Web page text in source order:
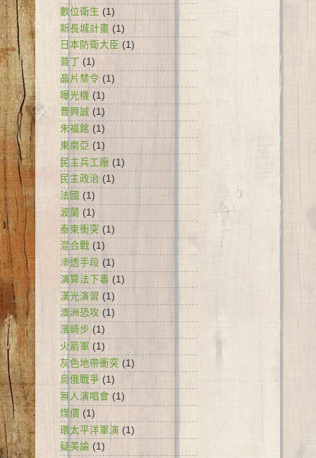
數位衛生 (1)
新長城計畫 (1)
日本防衛大臣 (1)
普丁 (1)
晶片禁令 (1)
曝光機 (1)
曹興誠 (1)
朱福銘 (1)
東南亞 (1)
民主兵工廠 (1)
民主政治 (1)
法國 (1)
波蘭 (1)
泰柬衝突 (1)
混合戰 (1)
滲透手段 (1)
演算法下毒 (1)
漢光演習 (1)
澳洲恐攻 (1)
濱崎步 (1)
火箭軍 (1)
灰色地帶衝突 (1)
烏俄戰爭 (1)
無人演唱會 (1)
煤價 (1)
環太平洋軍演 (1)
疑美論 (1)